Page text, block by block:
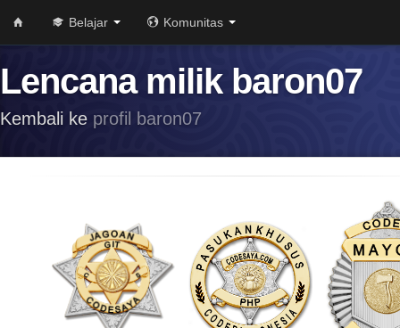
Belajar Komunitas
Lencana milik baron07
Kembali ke profil baron07